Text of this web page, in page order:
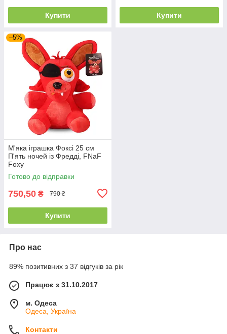
Купити Купити
–5%
М'яка іграшка Фоксі 25 см
П'ять ночей із Фредді, FNaF
Foxy
Готово до відправки
750,50 ₴ 790 ₴
Купити
Про нас
89% позитивних з 37 відгуків за рік
Працює з 31.10.2017
м. Одеса
Одеса, Україна
Контакти